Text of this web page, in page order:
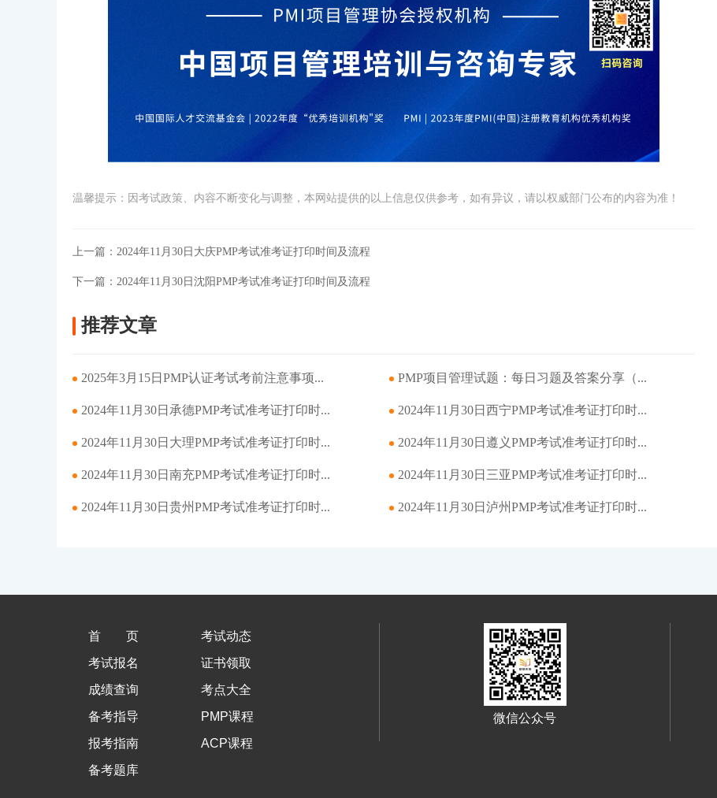
温馨提示：因考试政策、内容不断变化与调整，本网站提供的以上信息仅供参考，如有异议，请以权威部门公布的内容为准！
上一篇： 2024年11月30日大庆PMP考试准考证打印时间及流程
下一篇： 2024年11月30日沈阳PMP考试准考证打印时间及流程
推荐文章
2025年3月15日PMP认证考试考前注意事项... PMP项目管理试题：每日习题及答案分享（...
2024年11月30日承德PMP考试准考证打印时... 2024年11月30日西宁PMP考试准考证打印时...
2024年11月30日大理PMP考试准考证打印时... 2024年11月30日遵义PMP考试准考证打印时...
2024年11月30日南充PMP考试准考证打印时... 2024年11月30日三亚PMP考试准考证打印时...
2024年11月30日贵州PMP考试准考证打印时... 2024年11月30日泸州PMP考试准考证打印时...
首页
考试动态
考试报名
证书领取
成绩查询
考点大全
备考指导
PMP课程
报考指南
ACP课程
备考题库
微信公众号